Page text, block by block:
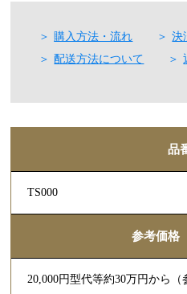
購入方法・流れ
決
配送方法について
品
TS000
参考価格
20,000円型代等約30万円から（